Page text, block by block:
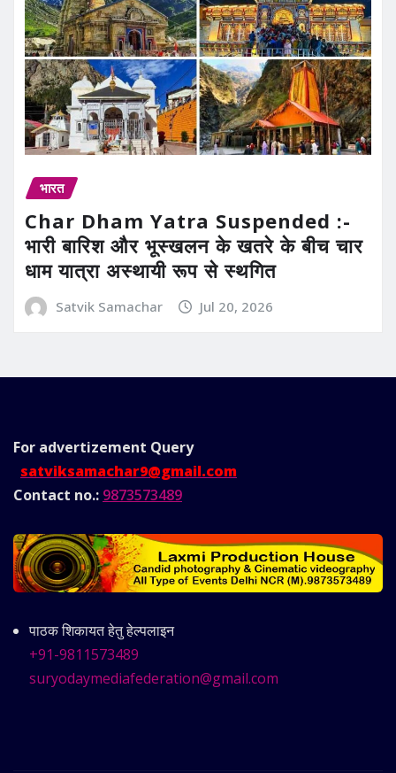
भारत
Char Dham Yatra Suspended :-
भारी बारिश और भूस्खलन के खतरे के बीच चार
धाम यात्रा अस्थायी रूप से स्थगित
Satvik Samachar Jul 20, 2026
For advertizement Query
satviksamachar9@gmail.com
Contact no.: 9873573489
पाठक शिकायत हेतु हेल्पलाइन
+91-9811573489
suryodaymediafederation@gmail.com